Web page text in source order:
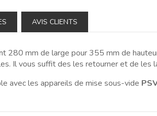
AVIS CLIENTS
280 mm de large pour 355 mm de
Il vous suffit des les retourner et de les
avec les appareils de mise sous-vide